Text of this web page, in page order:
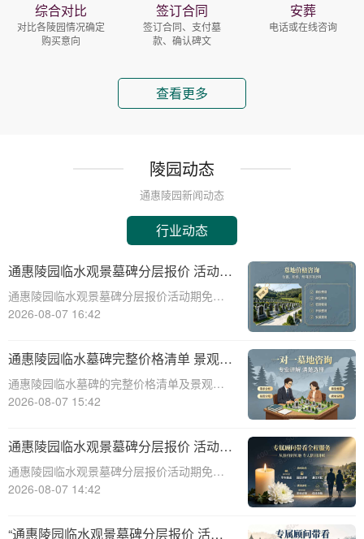
综合对比
对比各陵园情况确定
购买意向
签订合同
签订合同、支付墓
款、确认碑文
安葬
电话或在线咨询
查看更多
陵园动态
通惠陵园新闻动态
行业动态
通惠陵园临水观景墓碑分层报价 活动期
免费定制碑文图案福利详解
通惠陵园临水观景墓碑分层报价活动期免费
定制碑文图案福利详解☎ 通惠陵园电话:400-
化底蕴和人文关怀的纪念圣地，始终致力于
为家属提供最优质的哀思寄托之地
2026-08-07 16:42
通惠陵园临水墓碑完整价格清单 景观维
护费用园区全额承担详解
通惠陵园临水墓碑的完整价格清单及景观维
护费用承担详解☎ 通惠陵园电话:400-838-
服务机构，提供多种类型的墓碑选择，其中
临水墓碑因其独特的景观效果和宁
2026-08-07 15:42
通惠陵园临水观景墓碑分层报价 活动期
免费定制碑文图案详解
通惠陵园临水观景墓碑分层报价活动期免费
定制碑文图案详解☎ 通惠陵园电话:400-838-
静的纪念地，一直以其独特的自然风光和人
2026-08-07 14:42
“通惠陵园临水观景墓碑分层报价 活动